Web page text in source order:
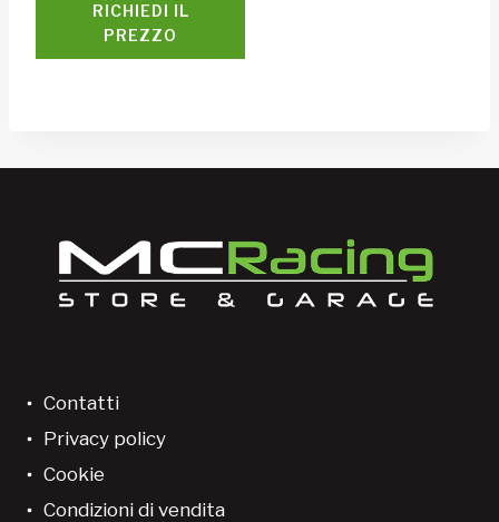
RICHIEDI IL
PREZZO
Contatti
Privacy policy
Cookie
Condizioni di vendita